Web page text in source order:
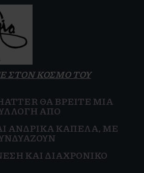
ΣΤΟΝ ΚΟΣΜΟ ΤΟΥ
ΘΑ ΒΡΕΊΤΕ ΜΙΑ
ΑΠΌ
ΑΝΔΡΙΚΆ ΚΑΠΈΛΑ, ΜΕ
ΚΑΙΔΙΑΧΡΟΝΙΚΌ